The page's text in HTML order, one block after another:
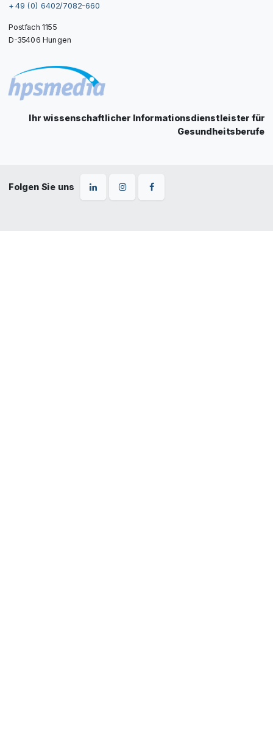
+ 49 (0) 6402/7082-660
Postfach 1155
D-35406 Hungen
Ihr wissenschaftlicher Informationsdienstleister für
Gesundheitsberufe
Folgen Sie uns